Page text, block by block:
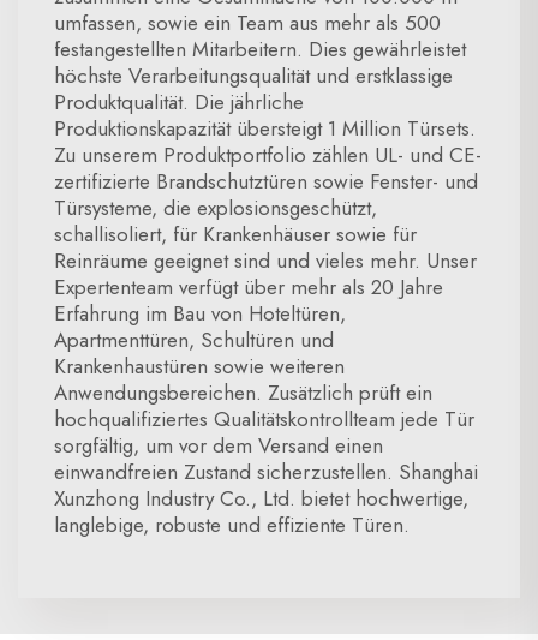
umfassen, sowie ein Team aus mehr als 500
festangestellten Mitarbeitern. Dies gewährleistet
höchste Verarbeitungsqualität und erstklassige
Produktqualität. Die jährliche
Produktionskapazität übersteigt 1 Million Türsets.
Zu unserem Produktportfolio zählen UL- und CE-
zertifizierte Brandschutztüren sowie Fenster- und
Türsysteme, die explosionsgeschützt,
schallisoliert, für Krankenhäuser sowie für
Reinräume geeignet sind und vieles mehr. Unser
Expertenteam verfügt über mehr als 20 Jahre
Erfahrung im Bau von Hoteltüren,
Apartmenttüren, Schultüren und
Krankenhaustüren sowie weiteren
Anwendungsbereichen. Zusätzlich prüft ein
hochqualifiziertes Qualitätskontrollteam jede Tür
sorgfältig, um vor dem Versand einen
einwandfreien Zustand sicherzustellen. Shanghai
Xunzhong Industry Co., Ltd. bietet hochwertige,
langlebige, robuste und effiziente Türen.